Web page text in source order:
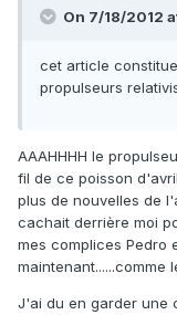
On 7/18/2012
cet article
propulseurs
AAAHHHH le
fil de ce poisson
plus de nouvelles de
cachait derrière moi
mes complices Pedro
maintenant......comme
J'ai du en garder une